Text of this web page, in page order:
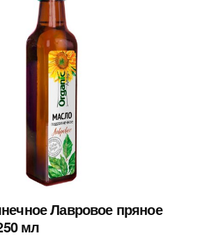
Лавровое пряное
мл